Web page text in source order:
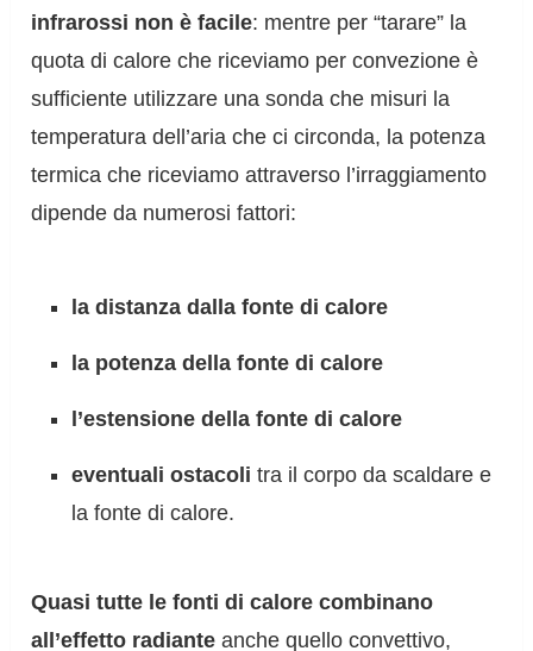
infrarossi non è facile: mentre per “tarare” la
quota di calore che riceviamo per convezione è
sufficiente utilizzare una sonda che misuri la
temperatura dell’aria che ci circonda, la potenza
termica che riceviamo attraverso l’irraggiamento
dipende da numerosi fattori:
la distanza dalla fonte di calore
la potenza della fonte di calore
l’estensione della fonte di calore
eventuali ostacoli tra il corpo da scaldare e
la fonte di calore.
Quasi tutte le fonti di calore combinano
all’effetto radiante anche quello convettivo,